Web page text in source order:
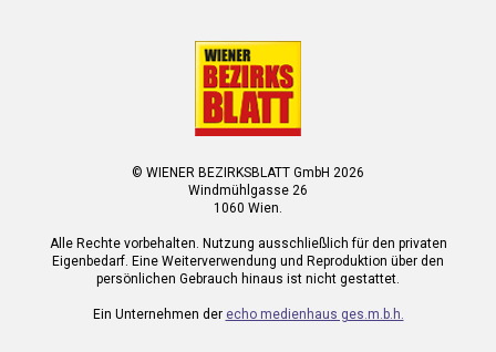
© WIENER BEZIRKSBLATT GmbH 2026
Windmühlgasse 26
1060 Wien.
Alle Rechte vorbehalten. Nutzung ausschließlich für den privaten
Eigenbedarf. Eine Weiterverwendung und Reproduktion über den
persönlichen Gebrauch hinaus ist nicht gestattet.
Ein Unternehmen der echo medienhaus ges.m.b.h.